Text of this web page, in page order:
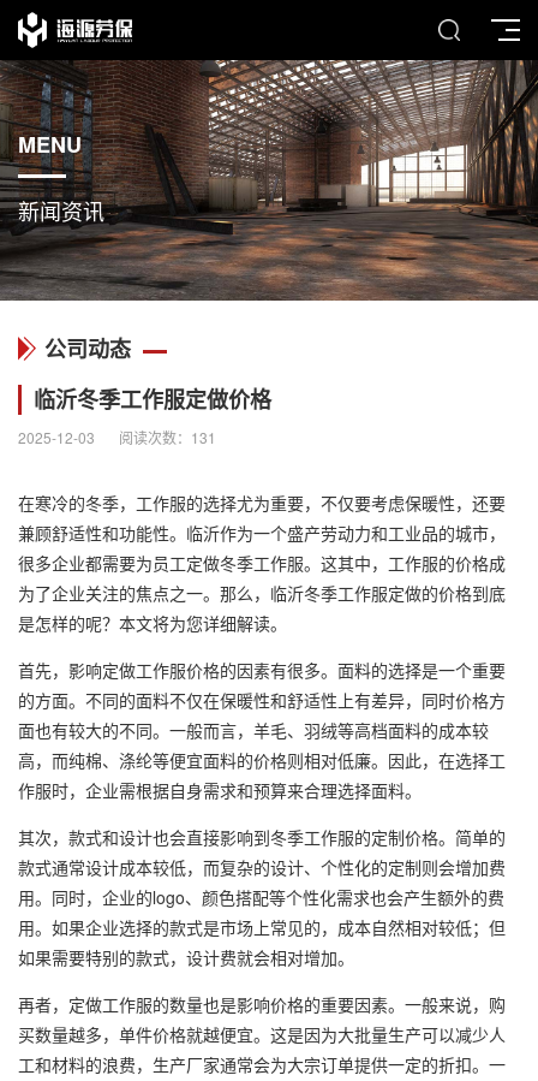
MENU
新闻资讯
公司动态
临沂冬季工作服定做价格
2025-12-03 阅读次数： 131
在寒冷的冬季， 工作服的选择尤为重要，不仅要考虑保暖性，还要
兼顾舒适性和功能性。临沂作为一个盛产劳动力和工业品的城市，
很多企业都需要为员工定做冬季工作服。这其中，工作服的价格成
为了企业关注的焦点之一。那么，临沂冬季工作服定做的价格到底
是怎样的呢？本文将为您详细解读。
首先，影响定做工作服价格的因素有很多。面料的选择是一个重要
的方面。不同的面料不仅在保暖性和舒适性上有差异，同时价格方
面也有较大的不同。一般而言，羊毛、羽绒等高档面料的成本较
高，而纯棉、涤纶等便宜面料的价格则相对低廉。因此，在选择工
作服时，企业需根据自身需求和预算来合理选择面料。
其次，款式和设计也会直接影响到冬季工作服的定制价格。简单的
款式通常设计成本较低，而复杂的设计、个性化的定制则会增加费
用。同时，企业的logo、颜色搭配等个性化需求也会产生额外的费
用。如果企业选择的款式是市场上常见的，成本自然相对较低；但
如果需要特别的款式，设计费就会相对增加。
再者，定做工作服的数量也是影响价格的重要因素。一般来说，购
买数量越多，单件价格就越便宜。这是因为大批量生产可以减少人
工和材料的浪费，生产厂家通常会为大宗订单提供一定的折扣。一